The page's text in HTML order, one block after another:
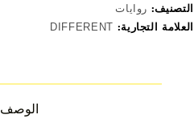
التصنيف: روايات
العلامة التجارية: DIFFERENT
الوصف